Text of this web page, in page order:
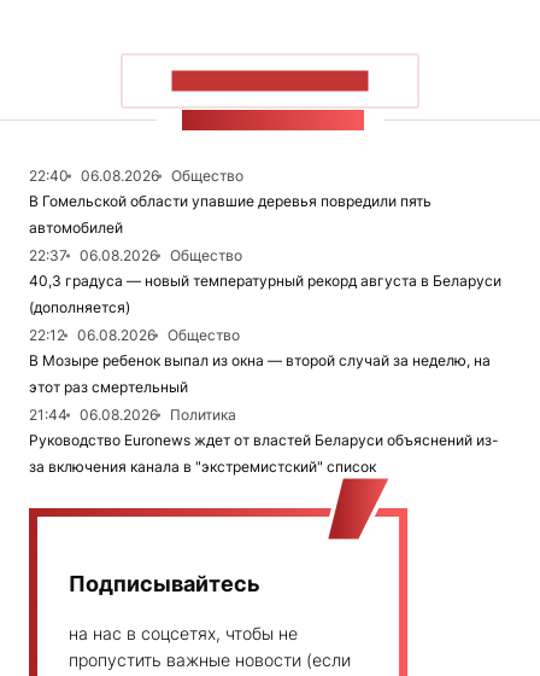
22:40 06.08.2026
Общество
В Гомельской области упавшие деревья повредили пять
автомобилей
22:37
06.08.2026
Общество
40,3 градуса — новый температурный рекорд августа в Беларуси
(дополняется)
22:12
06.08.2026
Общество
В Мозыре ребенок выпал из окна — второй случай за неделю, на
этот раз смертельный
21:44
06.08.2026
Политика
Руководство Euronews ждет от властей Беларуси объяснений из-
за включения канала в "экстремистский" список
Подписывайтесь
на нас в соцсетях, чтобы не
пропустить важные новости (если